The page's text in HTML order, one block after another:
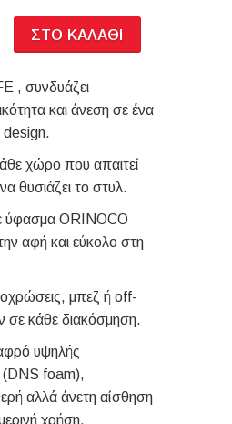
, συνδυάζει
και άνεση σε ένα
design.
χώρο που απαιτεί
θυσιάζει το στυλ.
ύφασμα ORINOCO
αφή και εύκολο στη
μπεζ ή off-
σε κάθε διακόσμηση.
υψηλής
(DNS foam),
αλλά άνετη αίσθηση
χρήση.